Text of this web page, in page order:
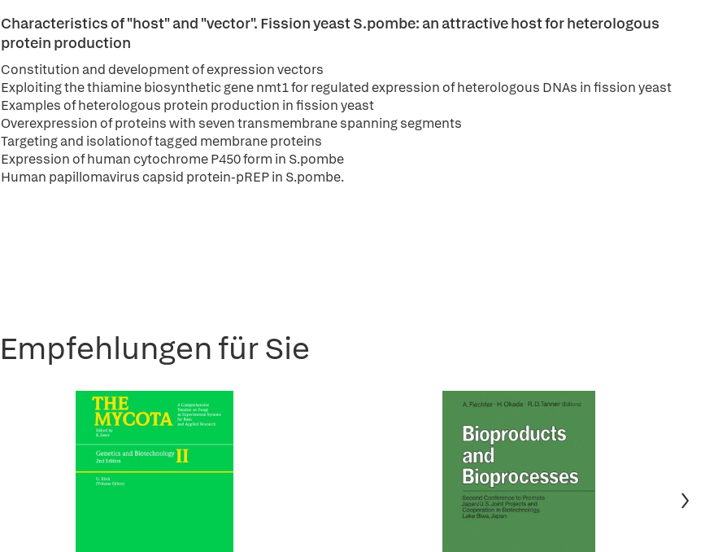
Characteristics of "host" and "vector". Fission yeast S.pombe: an attractive host for heterologous
protein production
Constitution and development of expression vectors
Exploiting the thiamine biosynthetic gene nmt1 for regulated expression of heterologous DNAs in fission yeast
Examples of heterologous protein production in fission yeast
Overexpression of proteins with seven transmembrane spanning segments
Targeting and isolationof tagged membrane proteins
Expression of human cytochrome P450 form in S.pombe
Human papillomavirus capsid protein-pREP in S.pombe.
Empfehlungen für Sie